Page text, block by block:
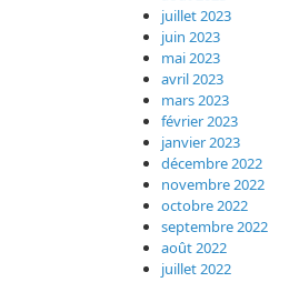
juillet 2023
juin 2023
mai 2023
avril 2023
mars 2023
février 2023
janvier 2023
décembre 2022
novembre 2022
octobre 2022
septembre 2022
août 2022
juillet 2022